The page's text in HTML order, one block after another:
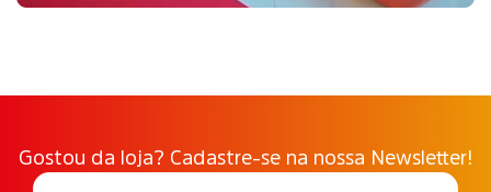
Gostou da loja? Cadastre-se na nossa Newsletter!